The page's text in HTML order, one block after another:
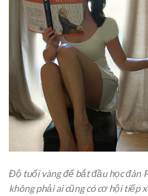
Độ tuổi vàng để bắt đầu học đàn
không phải ai cũng có cơ hội tiếp